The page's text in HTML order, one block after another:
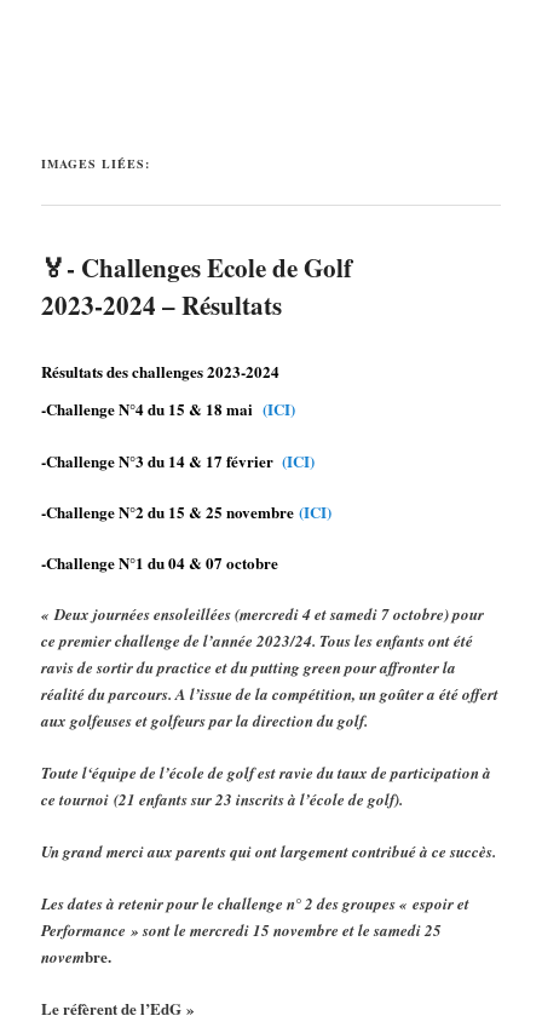
IMAGES LIÉES:
🏅- Challenges Ecole de Golf
2023-2024 – Résultats
Résultats des challenges 2023-2024
-Challenge N°4 du 15 & 18 mai(ICI)
-Challenge N°3 du 14 & 17 février(ICI)
-Challenge N°2 du 15 & 25 novembre(ICI)
-Challenge N°1 du 04 & 07 octobre
« Deux journées ensoleillées (mercredi 4 et samedi 7 octobre) pour
ce premier challenge de l’année 2023/24. Tous les enfants ont été
ravis de sortir du practice et du putting green pour affronter la
réalité du parcours. A l’issue de la compétition, un goûter a été offert
aux golfeuses et golfeurs par la direction du golf.
Toute l‘équipe de l’école de golf est ravie du taux de participation à
ce tournoi (21 enfants sur 23 inscrits à l’école de golf).
Ungrand merci aux parentsqui ont largement contribué à ce succès.
Les dates à retenir pour le challenge n° 2 des groupes « espoir et
Performance » sont le mercredi 15 novembre et le samedi 25
novembre.
Le réfèrent de l’EdG »